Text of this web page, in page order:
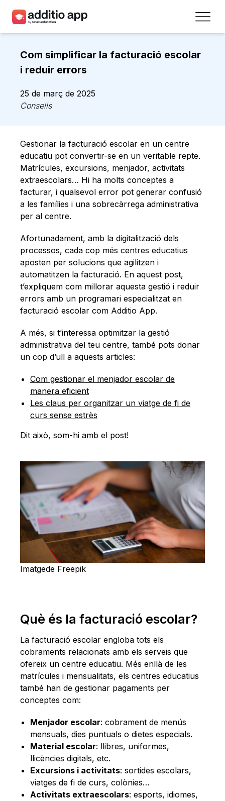
Centres
Recursos
Plans
Accés
Registra’t
Contacte
Com simplificar la facturació escolar
i reduir errors
25 de març de 2025
Consells
Gestionar la facturació escolar en un centre
educatiu pot convertir-se en un veritable repte.
Matrícules, excursions, menjador, activitats
extraescolars… Hi ha molts conceptes a
facturar, i qualsevol error pot generar confusió
a les famílies i una sobrecàrrega administrativa
per al centre.
Afortunadament, amb la digitalització dels
processos, cada cop més centres educatius
aposten per solucions que agilitzen i
automatitzen la facturació. En aquest post,
t’expliquem com millorar aquesta gestió i reduir
errors amb un programari especialitzat en
facturació escolar com Additio App.
A més, si t’interessa optimitzar la gestió
administrativa del teu centre, també pots donar
un cop d’ull a aquests articles:
Com gestionar el menjador escolar de
manera eficient
Les claus per organitzar un viatge de fi de
curs sense estrès
Dit això, som-hi amb el post!
Imatgede Freepik
Què és la facturació escolar?
La facturació escolar engloba tots els
cobraments relacionats amb els serveis que
ofereix un centre educatiu. Més enllà de les
matrícules i mensualitats, els centres educatius
també han de gestionar pagaments per
conceptes com:
Menjador escolar: cobrament de menús
mensuals, dies puntuals o dietes especials.
Material escolar: llibres, uniformes,
llicències digitals, etc.
Excursions i activitats: sortides escolars,
viatges de fi de curs, colònies…
Activitats extraescolars: esports, idiomes,